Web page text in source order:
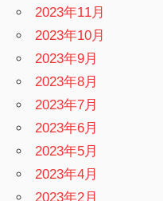
2023年11月
2023年10月
2023年9月
2023年8月
2023年7月
2023年6月
2023年5月
2023年4月
2023年2月